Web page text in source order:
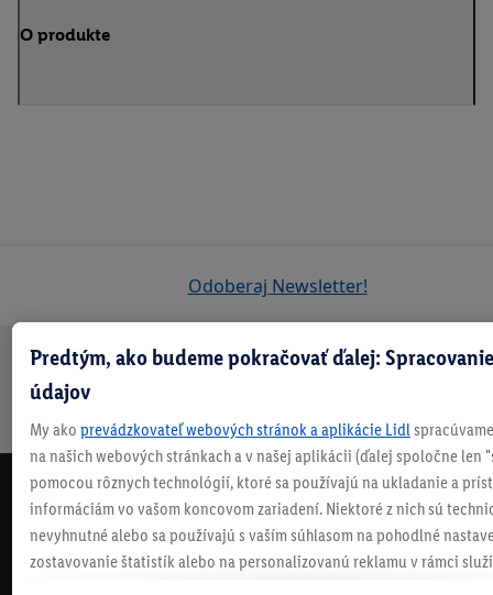
O produkte
Odoberaj Newsletter!
Doprava
zadarmo
nad 70 €¹
niečo nové
NEWSLETTER
NEZMEŠKAJ NAŠE AKCIE!
ODOBERAJ NÁŠ NEWSLETTER
Predtým, ako budeme pokračovať ďalej:
údajov
My ako prevádzkovateľ webových stránok a aplikácie Lidl
na našich webových stránkach a v našej aplikácii (ďalej spoločne len
pomocou rôznych technológií, ktoré sa používajú na ukladanie a
informáciám vo vašom koncovom zariadení. Niektoré z nich sú
nevyhnutné alebo sa používajú s vaším súhlasom na pohodlné
zostavovanie štatistík alebo na personalizovanú reklamu v rámci